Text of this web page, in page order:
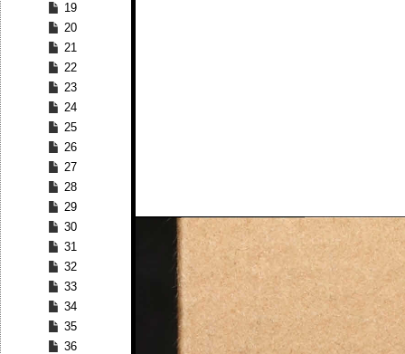
19
20
21
22
23
24
25
26
27
28
29
30
31
32
33
34
35
36